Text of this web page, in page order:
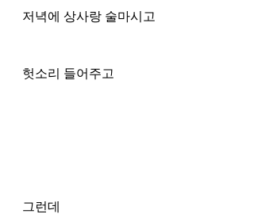
저녁에 상사랑 술마시고
헛소리 들어주고
그런데